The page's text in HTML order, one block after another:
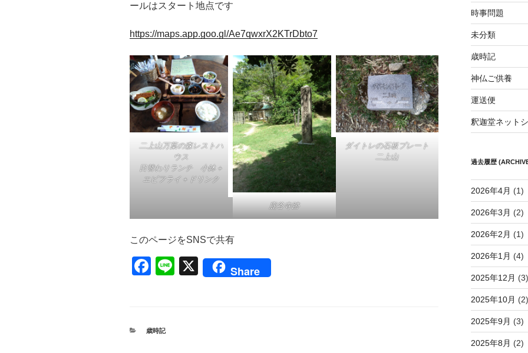
ールはスタート地点です
https://maps.app.goo.gl/Ae7qwxrX2KTrDbto7
二上山万葉の森レストハ
ウス
日替わりランチ 小鉢＋
エビフライ＋ドリンク
鹿谷寺跡
ダイトレの石板プレート
二上山
このページをSNSで共有
F
e
b
Li
X Share
カ
歳時記
時事問題
未分類
歳時記
神仏ご供養
運送便
釈迦堂ネット
過去履歴
2026年4月 (1)
2026年3月 (2)
2026年2月 (1)
2026年1月 (4)
2025年12月 (3)
2025年10月 (2)
2025年9月 (3)
2025年8月 (2)